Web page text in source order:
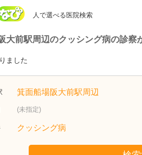
人で選べる医院検索
大前駅周辺のクッシング病の診察
ました
箕面船場阪大前駅周辺
(未指定)
クッシング病